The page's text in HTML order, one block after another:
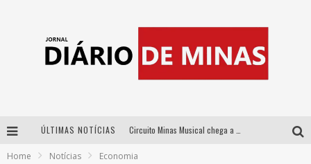
ÚLTIMAS NOTÍCIAS
Home Notícias Economia